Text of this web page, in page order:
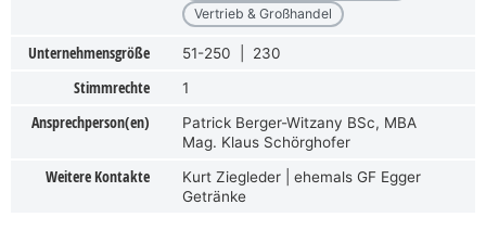
Vertrieb & Großhandel
Unternehmensgröße 51-250 | 230
Stimmrechte 1
Ansprechperson(en)
Patrick Berger-Witzany BSc, MBA
Mag. Klaus Schörghofer
Weitere Kontakte
Kurt Ziegleder | ehemals GF Egger
Getränke